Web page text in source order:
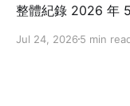
整體紀錄 2026 年
略的概念：在美國
Jul 24, 2026 5 min